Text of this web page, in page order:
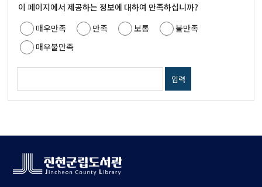
이 페이지에서 제공하는 정보에 대하여 만족하십니까?
매우만족
만족 보통
불만족
매우불만족